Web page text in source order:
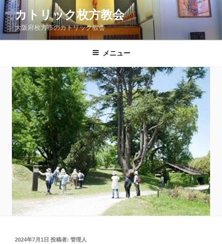
コ
ン
テ
ン
カトリック枚方教会
大阪府枚方市のカトリック教会
メニュー
投
2024年7月1日 投稿者: 管理人